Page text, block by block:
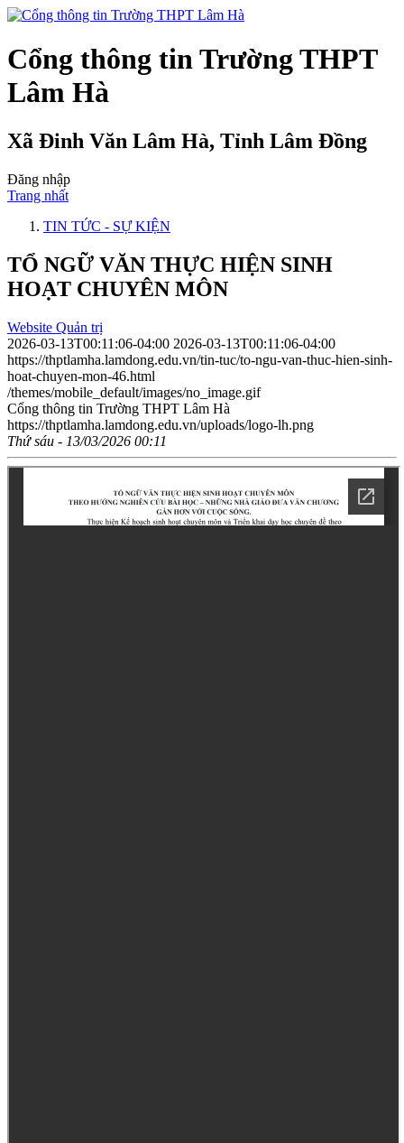
Cổng thông tin Trường THPT
Lâm Hà
Xã Đinh Văn Lâm Hà, Tỉnh Lâm Đồng
Đăng nhập
Trang nhất
TIN TỨC - SỰ KIỆN
TỔ NGỮ VĂN THỰC HIỆN SINH
HOẠT CHUYÊN MÔN
Website Quản trị
2026-03-13T00:11:06-04:00 2026-03-13T00:11:06-04:00
https://thptlamha.lamdong.edu.vn/tin-tuc/to-ngu-van-thuc-hien-sinh-
hoat-chuyen-mon-46.html
/themes/mobile_default/images/no_image.gif
Cổng thông tin Trường THPT Lâm Hà
https://thptlamha.lamdong.edu.vn/uploads/logo-lh.png
Thứ sáu - 13/03/2026 00:11